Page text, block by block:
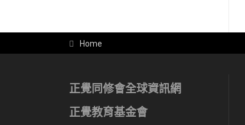
Home
正覺同修會全球資訊網
正覺教育基金會